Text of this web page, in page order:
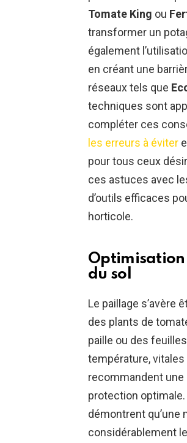
Tomate King ou
transformer un
également
en créant une
réseaux tels que
techniques sont
compléter ces
les erreurs à éviter
pour tous ceux
ces astuces avec
d’outils efficaces
horticole.
du sol
Le paillage s’avère
des plants de
paille ou des
température,
recommandent
protection
démontrent qu’une
considérablement